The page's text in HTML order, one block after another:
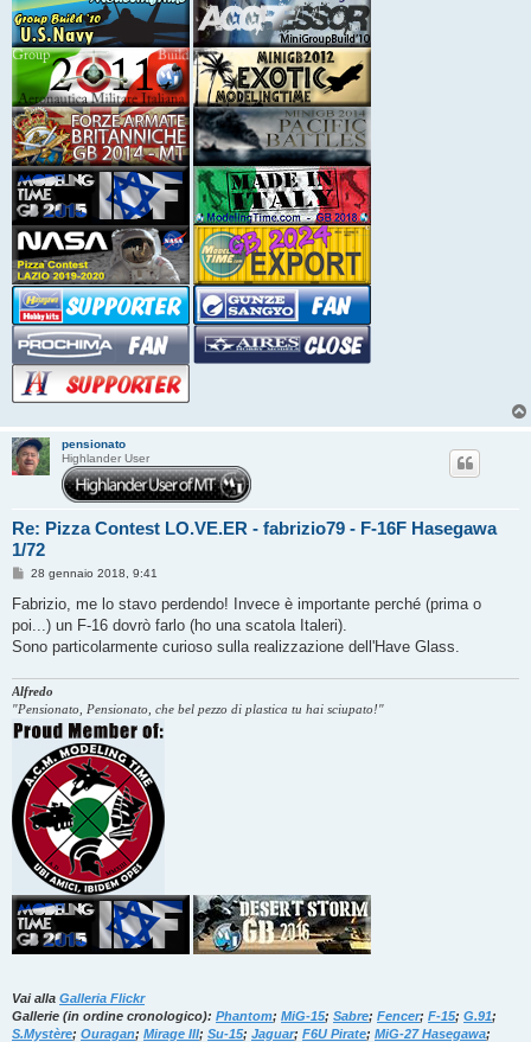
pensionato
Highlander User
Re: Pizza Contest LO.VE.ER - fabrizio79 - F-16F Hasegawa
1/72
M
s
a
g
o
28 gennaio 2018, 9:41
Fabrizio, me lo stavo perdendo! Invece è importante perché (prima o
poi...) un F-16 dovrò farlo (ho una scatola Italeri).
Sono particolarmente curioso sulla realizzazione dell'Have Glass.
Alfredo
"Pensionato, Pensionato, che bel pezzo di plastica tu hai sciupato!"
Vai alla Galleria Flickr
Gallerie (in ordine cronologico): Phantom; MiG-15; Sabre; Fencer; F-15; G.91;
S.Mystère; Ouragan; Mirage III; Su-15; Jaguar; F6U Pirate; MiG-27 Hasegawa;